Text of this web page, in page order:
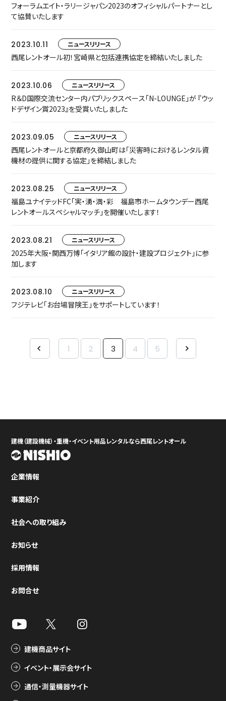
フォーラムエイト・ラリージャパン2023のオフィシャルパートナーとし
て協賛いたします
2023.10.11 ニュースリリース
西尾レントオール初！宮崎県と包括連携協定を締結いたしました
2023.10.06 ニュースリリース
R＆D国際交流センター内パブリックスペース「N-LOUNGE」が 『ウッ
ドデザイン賞2023』を受賞いたしました
2023.09.05 ニュースリリース
西尾レントオールと京都府久御山町は「災害時におけるレンタル資
機材の提供に関する協定」を締結しました
2023.08.25 ニュースリリース
福島ユナイテッドFC「実・湧・満・彩 福島市ホームタウンデー西尾
レントオールスペシャルマッチ」を開催いたします！
2023.08.21 ニュースリリース
2025年大阪・関西万博「イタリア館の設計・建設プロジェクト」に参
加します
2023.08.10 ニュースリリース
フジテレビ「お台場冒険王」をサポートしています！
1 2 3 4 5
建機（建設機械）・重機・イベント用品レンタルなら西尾レントオール
企業情報
事業紹介
社会への取り組み
お知らせ
採用情報
お問合せ
建機商品サイト
イベント・展示会サイト
通信・測量機器サイト